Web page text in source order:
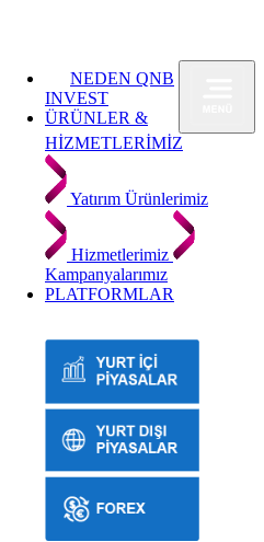
NEDEN QNB
INVEST
ÜRÜNLER &
HİZMETLERİMİZ
Yatırım Ürünlerimiz
Hizmetlerimiz
Kampanyalarımız
PLATFORMLAR